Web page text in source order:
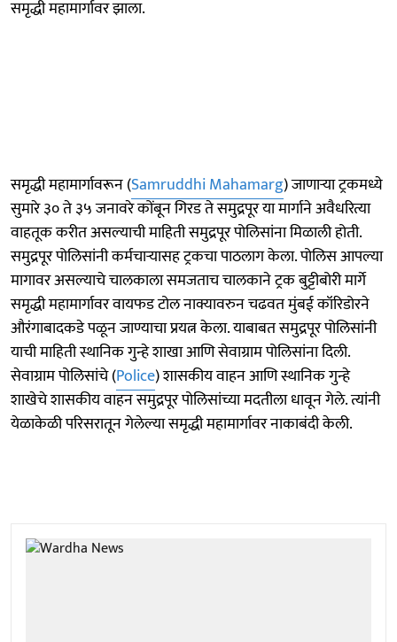
समृद्धी महामार्गावर झाला.
समृद्धी महामार्गावरून (Samruddhi Mahamarg) जाणाऱ्या ट्रकमध्ये
सुमारे ३० ते ३५ जनावरे कोंबून गिरड ते समुद्रपूर या मार्गाने अवैधरित्या
वाहतूक करीत असल्याची माहिती समुद्रपूर पोलिसांना मिळाली होती.
समुद्रपूर पोलिसांनी कर्मचाऱ्यासह ट्रकचा पाठलाग केला. पोलिस आपल्या
मागावर असल्याचे चालकाला समजताच चालकाने ट्रक बुट्टीबोरी मार्गे
समृद्धी महामार्गावर वायफड टोल नाक्यावरुन चढवत मुंबई कॉरिडोरने
औरंगाबादकडे पळून जाण्याचा प्रयत्न केला. याबाबत समुद्रपूर पोलिसांनी
याची माहिती स्थानिक गुन्हे शाखा आणि सेवाग्राम पोलिसांना दिली.
सेवाग्राम पोलिसांचे (Police) शासकीय वाहन आणि स्थानिक गुन्हे
शाखेचे शासकीय वाहन समुद्रपूर पोलिसांच्या मदतीला धावून गेले. त्यांनी
येळाकेळी परिसरातून गेलेल्या समृद्धी महामार्गावर नाकाबंदी केली.